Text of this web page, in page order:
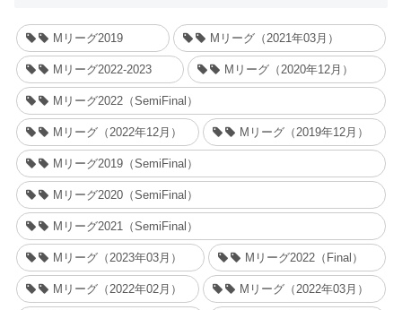
Mリーグ2019 Mリーグ（2021年03月）
Mリーグ2022-2023 Mリーグ（2020年12月）
Mリーグ2022（SemiFinal）
Mリーグ（2022年12月） Mリーグ（2019年12月）
Mリーグ2019（SemiFinal）
Mリーグ2020（SemiFinal）
Mリーグ2021（SemiFinal）
Mリーグ（2023年03月） Mリーグ2022（Final）
Mリーグ（2022年02月） Mリーグ（2022年03月）